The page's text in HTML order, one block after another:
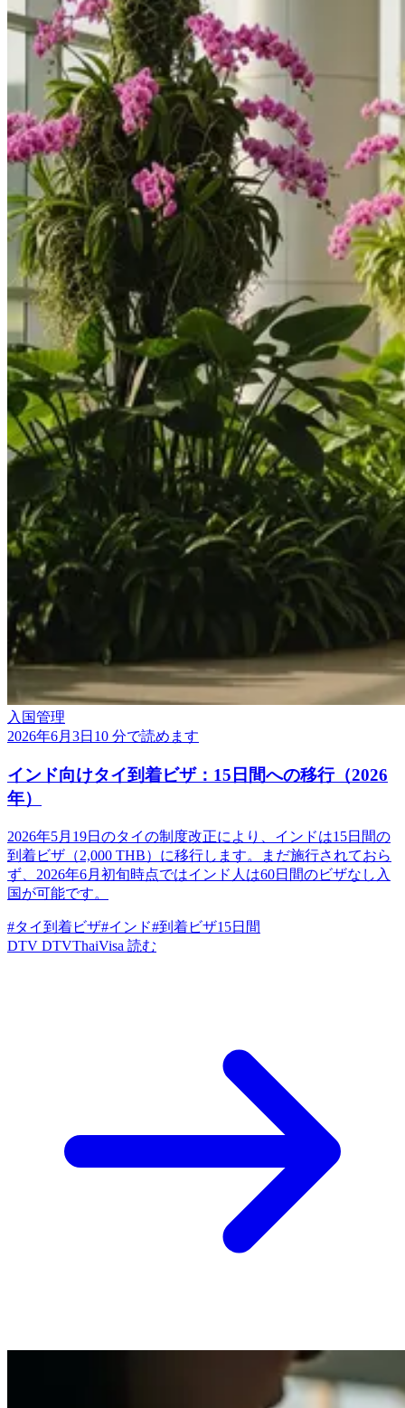
入国管理
2026年6月3日 10 分で読めます
インド向けタイ到着ビザ：15日間への移行（2026
年）
2026年5月19日のタイの制度改正により、インドは15日間の
到着ビザ（2,000 THB）に移行します。まだ施行されておら
ず、2026年6月初旬時点ではインド人は60日間のビザなし入
国が可能です。
#タイ到着ビザ#インド#到着ビザ15日間
DTV DTVThaiVisa 読む